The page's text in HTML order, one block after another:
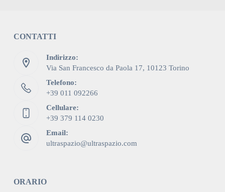
CONTATTI
Indirizzo:
Via San Francesco da Paola 17, 10123 Torino
Telefono:
+39 011 092266
Cellulare:
+39 379 114 0230
Email:
ultraspazio@ultraspazio.com
ORARIO